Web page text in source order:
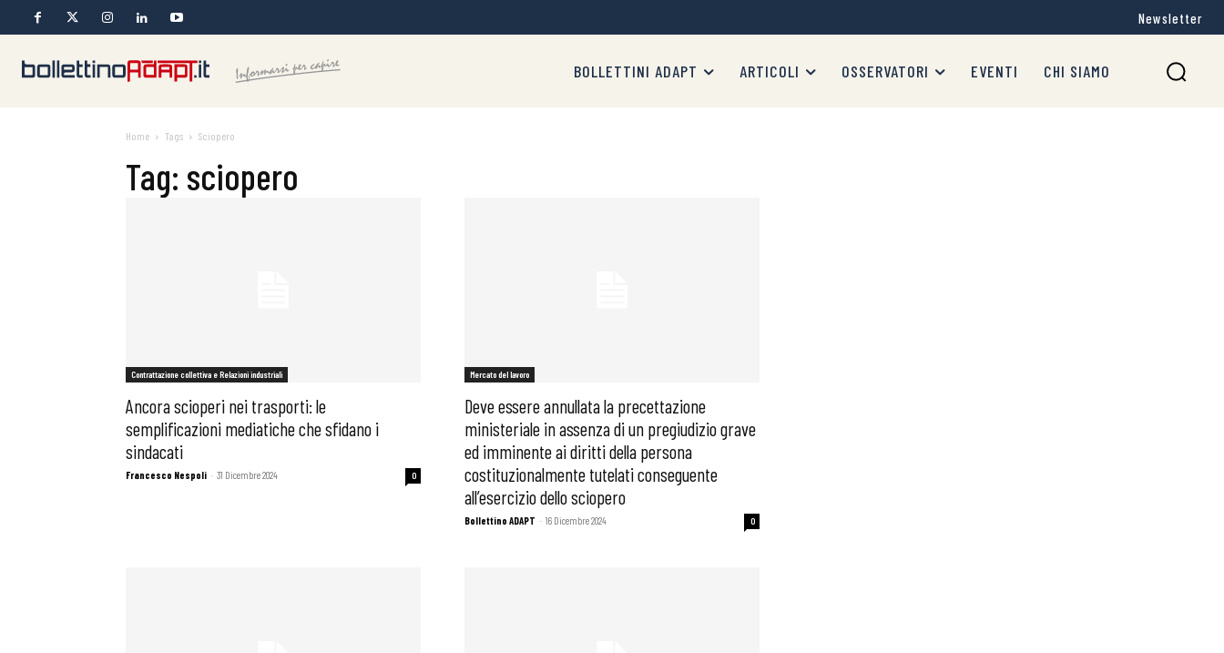
Newsletter
BOLLETTINI ADAPT ARTICOLI OSSERVATORI EVENTI CHI SIAMO
Home Tags Sciopero
Tag: sciopero
Contrattazione collettiva e Relazioni industriali
Ancora scioperi nei trasporti: le
semplificazioni mediatiche che sfidano i
sindacati
Francesco Nespoli - 31 Dicembre 2024 0
Mercato del lavoro
Deve essere annullata la precettazione
ministeriale in assenza di un pregiudizio grave
ed imminente ai diritti della persona
costituzionalmente tutelati conseguente
all’esercizio dello sciopero
Bollettino ADAPT - 16 Dicembre 2024 0